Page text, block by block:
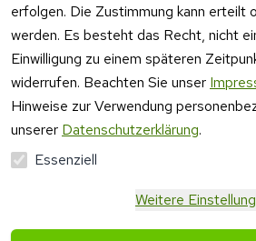
erfolgen. Die Zustimmung kann erteilt
werden. Es besteht das Recht, nicht
Einwilligung zu einem späteren
widerrufen. Beachten Sie unser
Hinweise zur Verwendung
unserer Datenschutzerklärung.
Essenziell
Weitere
Datenschutzer
klärung
Barrierefreiheit
serklärung
widerrufen